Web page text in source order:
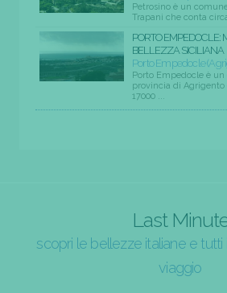
Petrosino è un
Trapani che conta
PORTO EMPEDOCLE:
BELLEZZA SICILIANA
Porto Empedocle
Porto Empedocle è
provincia di Agrigento
17000 ...
Last
scopri le bellezze italiane e tutti
viaggio